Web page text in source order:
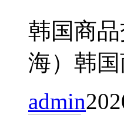
韩国商
海）韩
admin